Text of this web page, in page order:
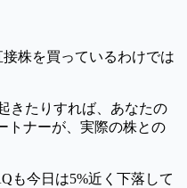
株を買っているわけでは
きたりすれば、あなたの
トナーが、実際の株との
も今日は5%近く下落して